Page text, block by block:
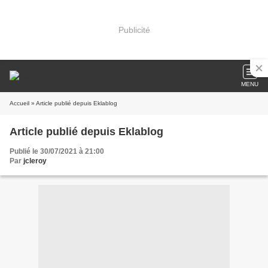
Publicité
MENU
Accueil » Article publié depuis Eklablog
Article publié depuis Eklablog
Publié le 30/07/2021 à 21:00
Par jcleroy